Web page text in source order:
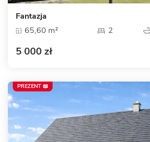
Fantazja
65,60 m²
2
5 000 zł
PREZENT 📖